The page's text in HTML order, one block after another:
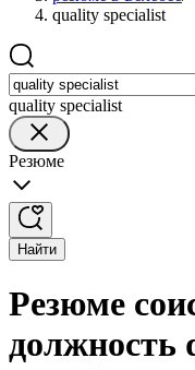
quality specialist
quality specialist
Резюме
Найти
Резюме
должность